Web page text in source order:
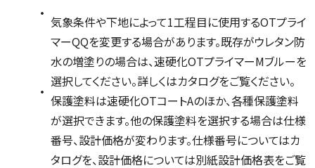
気象条件や下地によって1工程目に使用するOTプライ
マーQQを変更する場合があります。既存がウレタン防
水の増塗りの場合は、速硬化OTプライマーMブルーを
選択してください。詳しくはカタログをご覧ください。
保護塗料は速硬化OTコートAのほか、各種保護塗料
が選択できます。他の保護塗料を選択する場合は仕様
番号、設計価格が変わります。仕様番号についてはカ
タログを、設計価格については別紙設計価格表をご覧